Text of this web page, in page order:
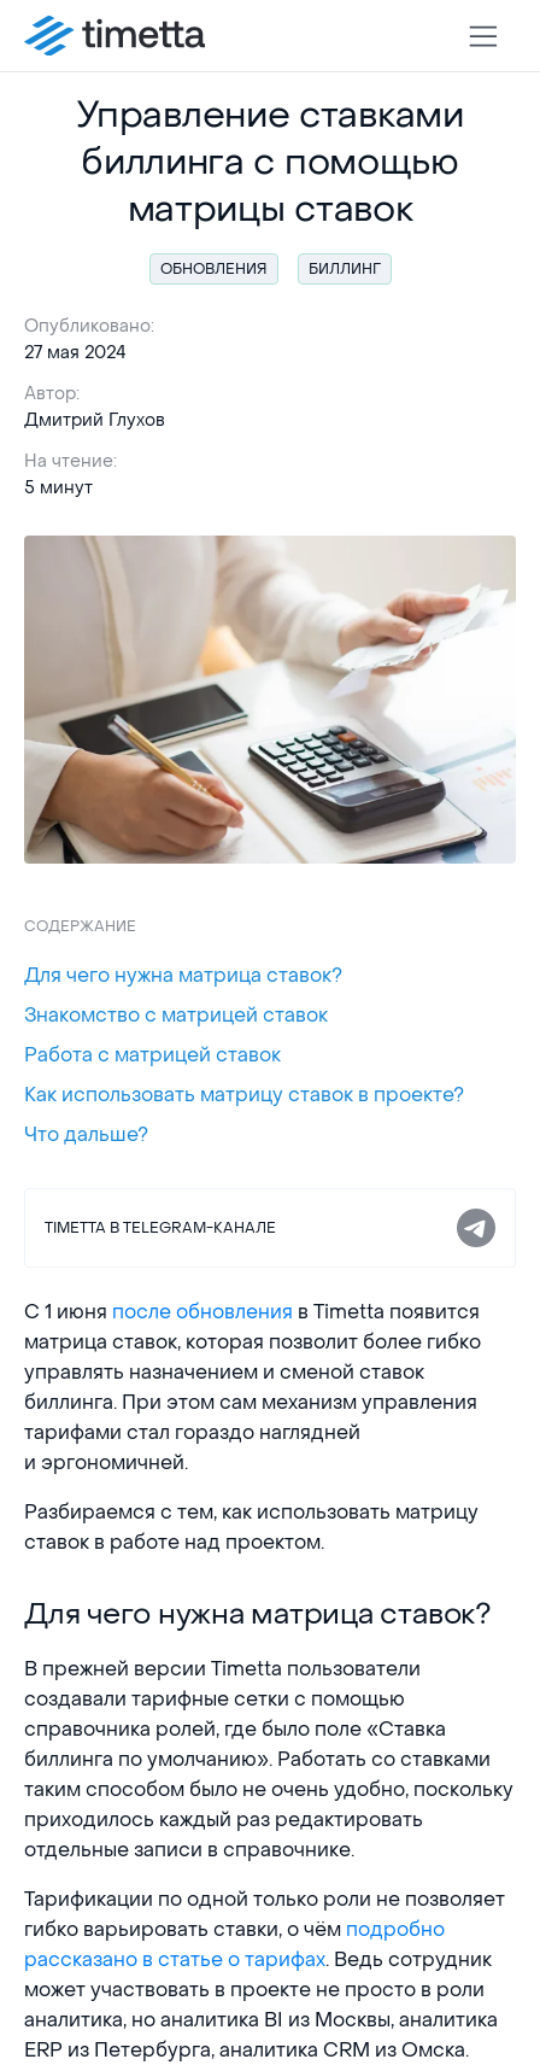
Управление ставками
биллинга с помощью
матрицы ставок
ОБНОВЛЕНИЯ БИЛЛИНГ
Опубликовано:
27 мая 2024
Автор:
Дмитрий Глухов
На чтение:
5 минут
СОДЕРЖАНИЕ
Для чего нужна матрица ставок?
Знакомство с матрицей ставок
Работа с матрицей ставок
Как использовать матрицу ставок в проекте?
Что дальше?
TIMETTA В TELEGRAM-КАНАЛЕ
C 1 июня после обновления в Timetta появится
матрица ставок, которая позволит более гибко
управлять назначением и сменой ставок
биллинга. При этом сам механизм управления
тарифами стал гораздо наглядней
и эргономичней.
Разбираемся с тем, как использовать матрицу
ставок в работе над проектом.
Для чего нужна матрица ставок?
Для чего нужна матрица ставок?
В прежней версии Timetta пользователи
создавали тарифные сетки с помощью
справочника ролей, где было поле «Ставка
биллинга по умолчанию». Работать со ставками
таким способом было не очень удобно, поскольку
приходилось каждый раз редактировать
отдельные записи в справочнике.
Тарификации по одной только роли не позволяет
гибко варьировать ставки, о чём подробно
рассказано в статье о тарифах. Ведь сотрудник
может участвовать в проекте не просто в роли
аналитика, но аналитика BI из Москвы, аналитика
ERP из Петербурга, аналитика CRM из Омска.